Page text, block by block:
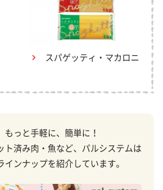
スパゲッティ・マカロニ
っと手軽に、簡単に！
ト済み肉・魚など、パルシステムは
インナップを紹介しています。